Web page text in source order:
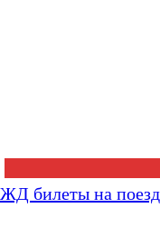
ЖД билеты на